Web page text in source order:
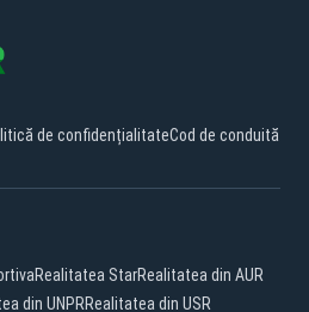
de confidențialitateCod de conduită
Realitatea StarRealitatea din AUR
din UNPRRealitatea din USR